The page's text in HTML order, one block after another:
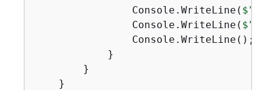
                Console.WriteLine(
                Console.WriteLine(
                Console.WriteLine();
            }
        }
    }